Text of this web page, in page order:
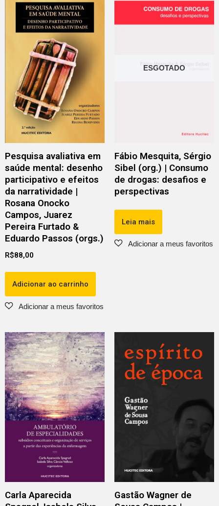
Pesquisa avaliativa em
saúde mental: desenho
participativo e efeitos
da narratividade |
Rosana Onocko
Campos, Juarez
Pereira Furtado &
Eduardo Passos (orgs.)
R$88,00
Adicionar ao carrinho
ESGOTADO
Fábio Mesquita, Sérgio
Sibel (org.) | Consumo
de drogas: desafios e
perspectivas
Leia mais
Carla Aparecida
Gastão Wagner de